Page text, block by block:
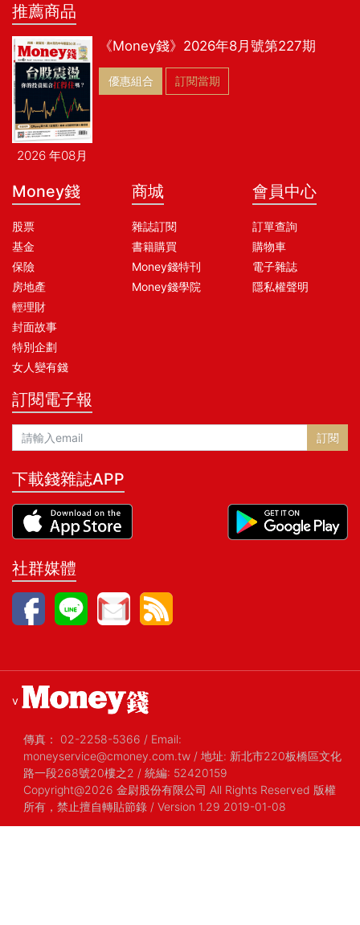
推薦商品
2026 年08月
《Money錢》2026年8月號第227期
優惠組合 訂閱當期
Money錢
股票
基金
保險
房地產
輕理財
封面故事
特別企劃
女人變有錢
商城
雜誌訂閱
書籍購買
Money錢特刊
Money錢學院
會員中心
訂單查詢
購物車
電子雜誌
隱私權聲明
訂閱電子報
訂閱
下載錢雜誌APP
社群媒體
v
傳真： 02-2258-5366 / Email:
moneyservice@cmoney.com.tw / 地址: 新北市220板橋區文化
路一段268號20樓之2 / 統編: 52420159
Copyright@2026 金尉股份有限公司 All Rights Reserved 版權
所有，禁止擅自轉貼節錄 / Version 1.29 2019-01-08